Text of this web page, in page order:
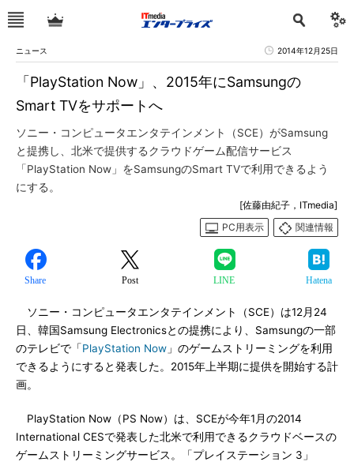
ニュース 2014年12月25日
「PlayStation Now」、2015年にSamsungの
Smart TVをサポートへ
ソニー・コンピュータエンタテインメント（SCE）がSamsung
と提携し、北米で提供するクラウドゲーム配信サービス
「PlayStation Now」をSamsungのSmart TVで利用できるよう
にする。
[佐藤由紀子，ITmedia]
PC用表示
関連情報
Share Post LINE Hatena
ソニー・コンピュータエンタテインメント（SCE）は12月24
日、韓国Samsung Electronicsとの提携により、Samsungの一部
のテレビで「PlayStation Now 」のゲームストリーミングを利用
できるようにすると発表した。2015年上半期に提供を開始する計
画。
PlayStation Now（PS Now）は、SCEが今年1月の2014
International CESで発表した北米で利用できるクラウドベースの
ゲームストリーミングサービス。「プレイステーション 3」